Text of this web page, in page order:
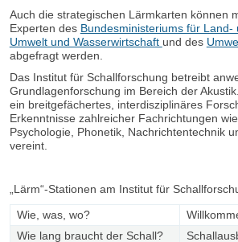
Auch die strategischen Lärmkarten können
Experten des Bundesministeriums für Land-
Umwelt und Wasserwirtschaft und des
abgefragt werden.
Das Institut für Schallforschung betreibt
Grundlagenforschung im Bereich der
ein breitgefächertes, interdisziplinäres
Erkenntnisse zahlreicher Fachrichtungen
Psychologie, Phonetik, Nachrichtentechnik
vereint.
„Lärm“-Stationen am Institut für
Wie, was, wo?
Wie lang braucht der Schall?